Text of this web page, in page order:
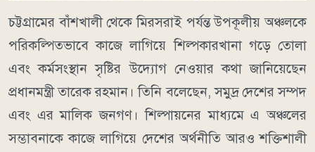
চট্টগ্রামের বাঁশখালী থেকে মিরসরাই পর্যন্ত উপকূলীয় অঞ্চলকে
পরিকল্পিতভাবে কাজে লাগিয়ে শিল্পকারখানা গড়ে তোলা
এবং কর্মসংস্থান সৃষ্টির উদ্যোগ নেওয়ার কথা জানিয়েছেন
প্রধানমন্ত্রী তারেক রহমান। তিনি বলেছেন, সমুদ্র দেশের সম্পদ
এবং এর মালিক জনগণ। শিল্পায়নের মাধ্যমে এ অঞ্চলের
সম্ভাবনাকে কাজে লাগিয়ে দেশের অর্থনীতি আরও শক্তিশালী